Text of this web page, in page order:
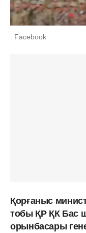
: Facebook
Қорғаныс
тобы ҚР ҚК Бас
орынбасары